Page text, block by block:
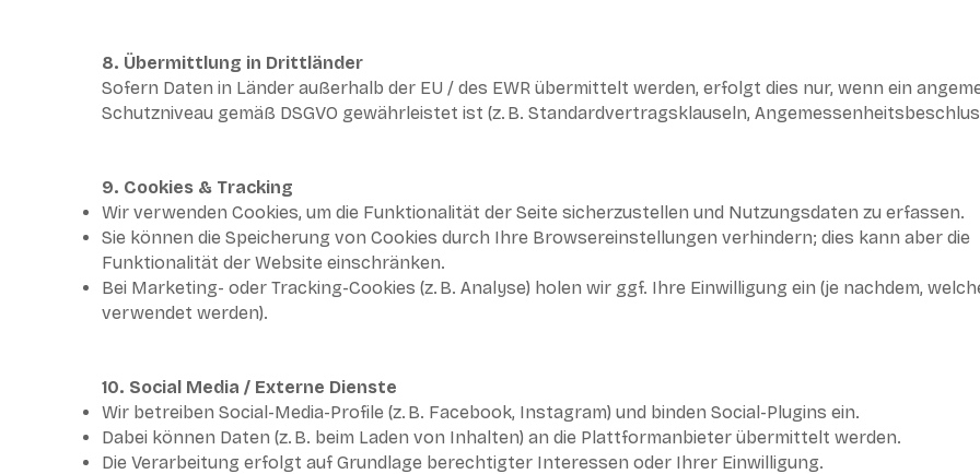
8. Übermittlung in Drittländer
Sofern Daten in Länder außerhalb der EU / des EWR übermittelt werden, erfolgt dies nur, wenn ein
Schutzniveau gemäß DSGVO gewährleistet ist (z. B. Standardvertragsklauseln,
9. Cookies & Tracking
Wir verwenden Cookies, um die Funktionalität der Seite sicherzustellen und Nutzungsdaten zu erfassen.
Sie können die Speicherung von Cookies durch Ihre Browsereinstellungen verhindern; dies kann aber die
Funktionalität der Website einschränken.
Bei Marketing- oder Tracking-Cookies (z. B. Analyse) holen wir ggf. Ihre Einwilligung ein (je nachdem,
verwendet werden).
10. Social Media / Externe Dienste
Wir betreiben Social-Media-Profile (z. B. Facebook, Instagram) und binden Social-Plugins ein.
Dabei können Daten (z. B. beim Laden von Inhalten) an die Plattformanbieter übermittelt werden.
Die Verarbeitung erfolgt auf Grundlage berechtigter Interessen oder Ihrer Einwilligung.